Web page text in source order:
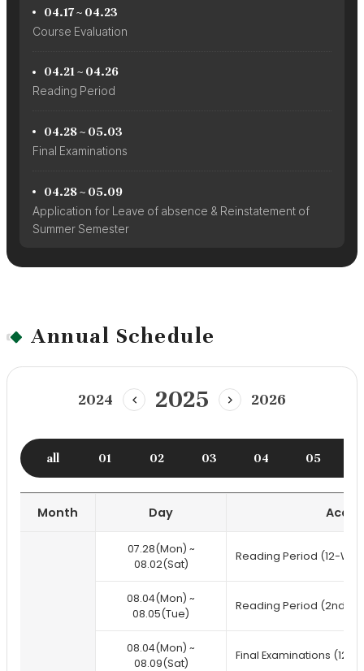
04.17 ~ 04.23
Course Evaluation
04.21 ~ 04.26
Reading Period
04.28 ~ 05.03
Final Examinations
04.28 ~ 05.09
Application for Leave of absence & Reinstatement of
Summer Semester
Annual Schedule
2024
이
년
2025
다
년
2026
all 01 02 03 04 05
Month Day
07.28(Mon) ~
08.02(Sat)
Reading Period (12-
08.04(Mon) ~
08.05(Tue)
Reading Period (2nd
08.04(Mon) ~
08.09(Sat)
Final Examinations (12-